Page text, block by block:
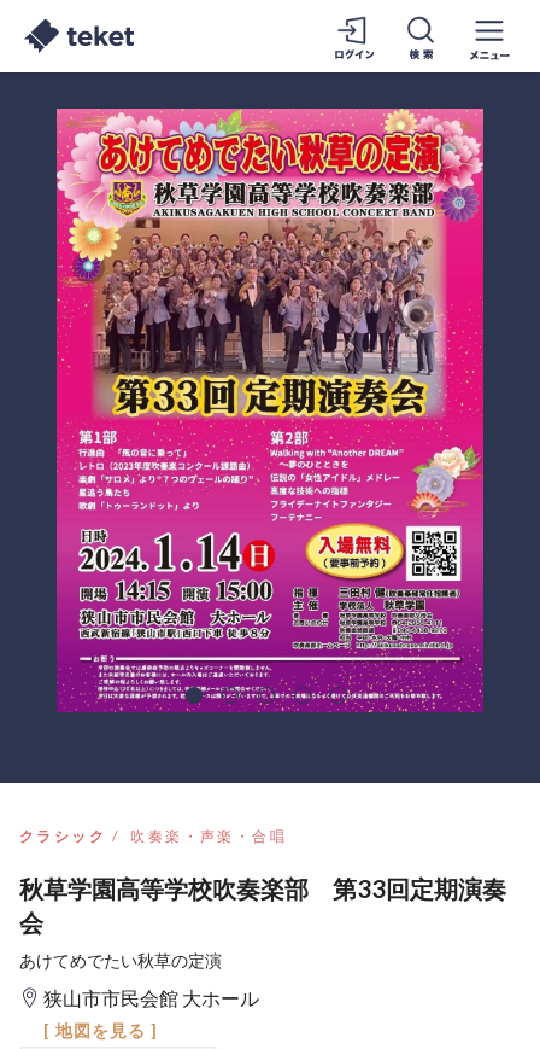
クラシック 吹奏楽・声楽・合唱
秋草学園高等学校吹奏楽部 第33回定期演奏
会
あけてめでたい秋草の定演
狭山市市民会館 大ホール
[ 地図を見る ]